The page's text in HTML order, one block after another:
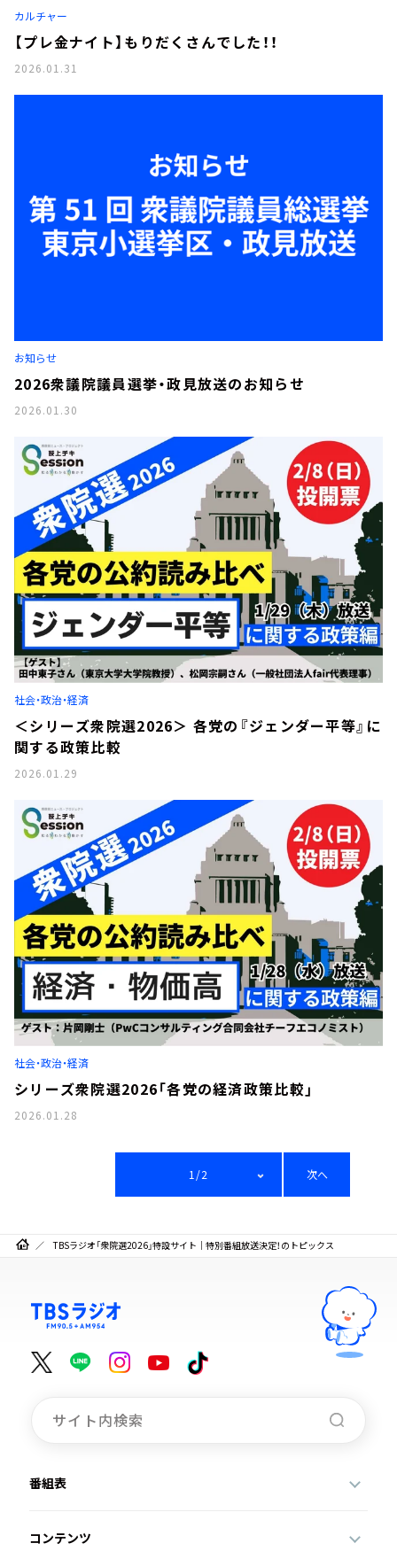
カルチャー
【プレ金ナイト】もりだくさんでした！！
2026.01.31
お知らせ
2026衆議院議員選挙・政見放送のお知らせ
2026.01.30
社会・政治・経済
＜シリーズ衆院選2026＞ 各党の『ジェンダー平等』に
関する政策比較
2026.01.29
社会・政治・経済
シリーズ衆院選2026「各党の経済政策比較」
2026.01.28
1/2 次へ
TBSラジオ「衆院選2026」特設サイト｜特別番組放送決定！のトピックス
番組表
コンテンツ